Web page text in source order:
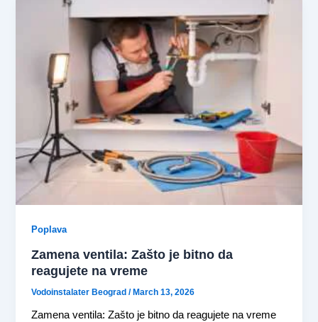
Poplava
Zamena ventila: Zašto je bitno da
reagujete na vreme
Vodoinstalater Beograd/March 13, 2026
Zamena ventila: Zašto je bitno da reagujete na vreme